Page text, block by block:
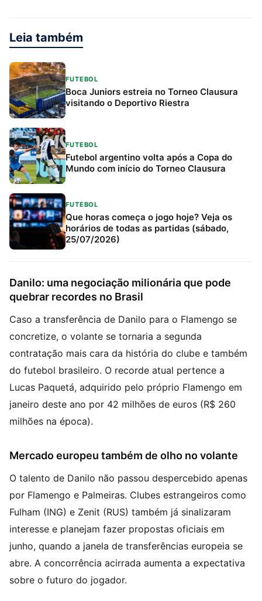
Leia também
FUTEBOL
Boca Juniors estreia no Torneo Clausura
visitando o Deportivo Riestra
FUTEBOL
Futebol argentino volta após a Copa do
Mundo com início do Torneo Clausura
FUTEBOL
Que horas começa o jogo hoje? Veja os
horários de todas as partidas (sábado,
25/07/2026)
Danilo: uma negociação milionária que pode
quebrar recordes no Brasil
Caso a transferência de Danilo para o Flamengo se
concretize, o volante se tornaria a segunda
contratação mais cara da história do clube e também
do futebol brasileiro. O recorde atual pertence a
Lucas Paquetá, adquirido pelo próprio Flamengo em
janeiro deste ano por 42 milhões de euros (R$ 260
milhões na época).
Mercado europeu também de olho no volante
O talento de Danilo não passou despercebido apenas
por Flamengo e Palmeiras. Clubes estrangeiros como
Fulham (ING) e Zenit (RUS) também já sinalizaram
interesse e planejam fazer propostas oficiais em
junho, quando a janela de transferências europeia se
abre. A concorrência acirrada aumenta a expectativa
sobre o futuro do jogador.